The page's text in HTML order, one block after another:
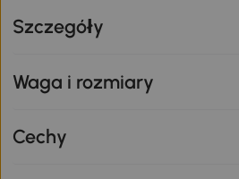
Szczegóły
Waga i rozmiary
Cechy